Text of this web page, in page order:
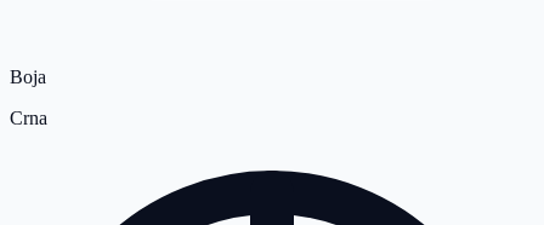
Boja
Crna